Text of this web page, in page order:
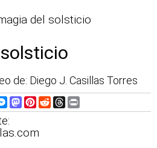
del solsticio
de: Diego J. Casillas Torres
Messenger
Mastodon
Pinterest
RedditThreads